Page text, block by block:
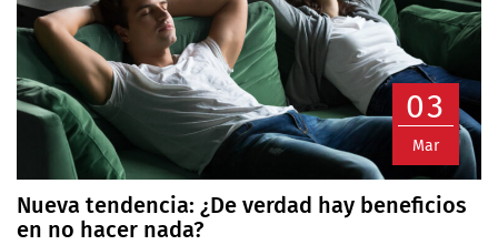
03
Mar
Nueva tendencia: ¿De verdad hay beneficios
en no hacer nada?